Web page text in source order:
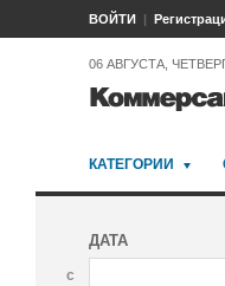
ВОЙТИ
06 АВГУСТА,
КАТЕГОРИИ
ДАТА
с